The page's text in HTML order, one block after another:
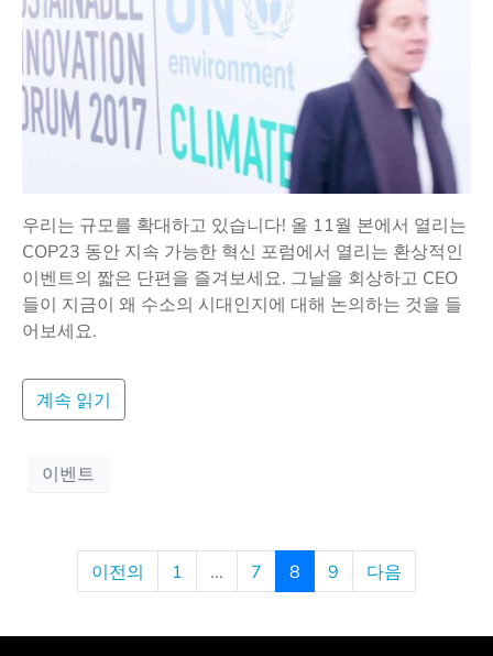
우리는 규모를 확대하고 있습니다! 올 11월 본에서 열리는
COP23 동안 지속 가능한 혁신 포럼에서 열리는 환상적인
이벤트의 짧은 단편을 즐겨보세요. 그날을 회상하고 CEO
들이 지금이 왜 수소의 시대인지에 대해 논의하는 것을 들
어보세요.
계속 읽기
이벤트
이전의 1 ... 7 8 9 다음